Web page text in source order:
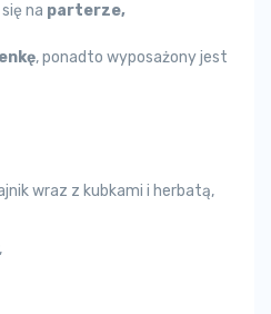
na parterze,
, ponadto wyposażony jest
wraz z kubkami i herbatą,